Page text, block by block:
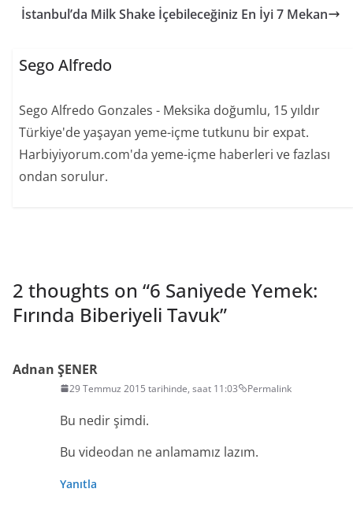
İstanbul’da Milk Shake İçebileceğiniz En İyi 7 Mekan
Sego Alfredo
Sego Alfredo Gonzales - Meksika doğumlu, 15 yıldır
Türkiye'de yaşayan yeme-içme tutkunu bir expat.
Harbiyiyorum.com'da yeme-içme haberleri ve fazlası
ondan sorulur.
2 thoughts on “6 Saniyede Yemek:
Fırında Biberiyeli Tavuk”
Adnan ŞENER
29 Temmuz 2015 tarihinde, saat 11:03 Permalink
Bu nedir şimdi.
Bu videodan ne anlamamız lazım.
Yanıtla